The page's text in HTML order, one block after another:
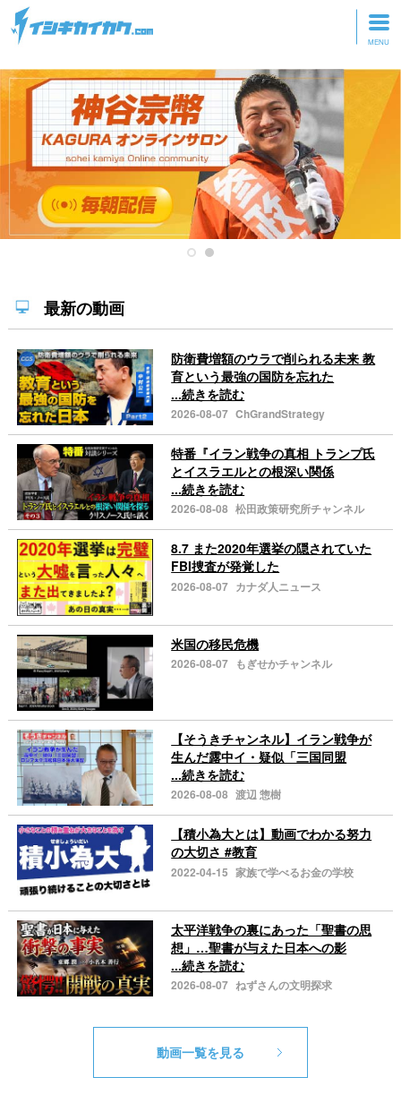
トップページ
動画を見る
記事を読む
セミナーに参加
研修・ツアーに参加
最新の動画
防衛費増額のウラで削られる未来 教
育という最強の国防を忘れた
...続きを読む
2026-08-07 ChGrandStrategy
特番『イラン戦争の真相 トランプ氏
とイスラエルとの根深い関係
...続きを読む
2026-08-08 松田政策研究所チャンネル
8.7 また2020年選挙の隠されていた
FBI捜査が発覚した
2026-08-07 カナダ人ニュース
米国の移民危機
2026-08-07 もぎせかチャンネル
【そうきチャンネル】イラン戦争が
生んだ露中イ・疑似「三国同盟
...続きを読む
2026-08-08 渡辺 惣樹
【積小為大とは】動画でわかる努力
の大切さ #教育
2022-04-15 家族で学べるお金の学校
太平洋戦争の裏にあった「聖書の思
想」…聖書が与えた日本への影
...続きを読む
2026-08-07 ねずさんの文明探求
動画一覧を見る